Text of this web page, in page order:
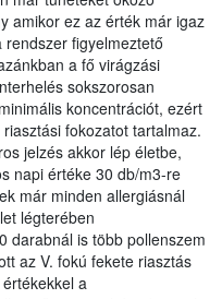
amikor ez az érték már igaz
figyelmeztető
a fő virágzási
sokszorosan
koncentrációt, ezért
fokozatot tartalmaz.
jelzés akkor lép életbe,
napi értéke 30 db/m3-re
már minden allergiásnál
légterében
darabnál is több pollenszem
az V. fokú fekete riasztás
a